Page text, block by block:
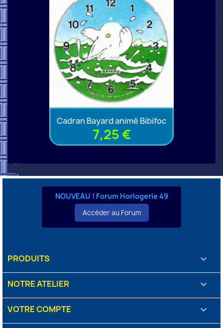
Cadran Bayard animé Bibifoc
7,25 €
NOUVEAU ! Forum Horlogerie 49
Accéder au Forum
PRODUITS 
NOTRE ATELIER 
VOTRE COMPTE 